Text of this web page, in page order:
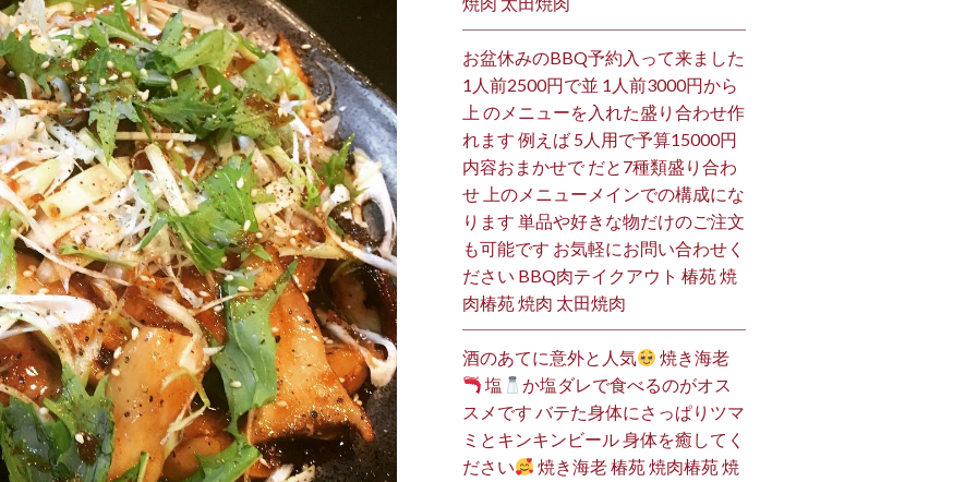
お盆休みのBBQ予約入って来ました
1人前2500円で並 1人前3000円から
上 のメニューを入れた盛り合わせ作
れます 例えば 5人用で予算15000円
内容おまかせで だと7種類盛り合わ
せ 上のメニューメインでの構成にな
ります 単品や好きな物だけのご注文
も可能です お気軽にお問い合わせく
ださい BBQ肉テイクアウト 椿苑 焼
肉椿苑 焼肉 太田焼肉
酒のあてに意外と人気
焼き海老
塩
か塩ダレで食べるのがオス
スメです バテた身体にさっぱりツマ
ミとキンキンビール 身体を癒してく
ださい
焼き海老 椿苑 焼肉椿苑 焼